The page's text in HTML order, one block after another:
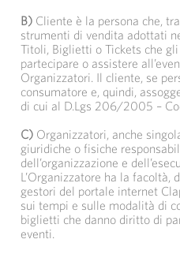
B) Cliente è la persona che,
strumenti di vendita adottati
Titoli, Biglietti o Tickets che
partecipare o assistere
Organizzatori. Il cliente, se
consumatore e, quindi,
di cui al D.Lgs 206/2005 –
C) Organizzatori, anche
giuridiche o fisiche
dell’organizzazione e
L’Organizzatore ha la facoltà,
gestori del portale internet
sui tempi e sulle modalità di
biglietti che danno diritto di
eventi.